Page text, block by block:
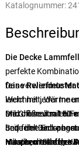
Katalognummer:
Die Decke
perfekte
feine Reliefmuster
leicht mit jeder
und die neutralen
Seite der Decke
Muster, die andere
Das verwendete
Weichheit, Wärme
Mikroflanell mit
und fühlt sich
mit einem
Die Größe von150
bequeme
Märchen mit den
Hauptvorteile des